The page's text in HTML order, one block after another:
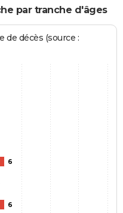
par tranche d'âges
décès (source :
6
6